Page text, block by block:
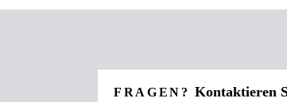
FRAGEN?Kontaktieren